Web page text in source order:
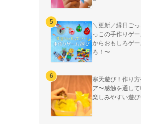
＼更新／縁日ご
っこの手作りゲ
からおもしろゲ
ろ！〜
寒天遊び！作り
ア〜感触を通し
楽しみやすい遊び